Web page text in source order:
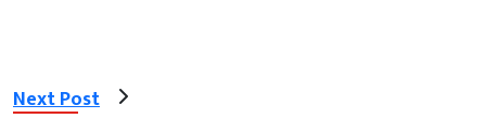
Next Post